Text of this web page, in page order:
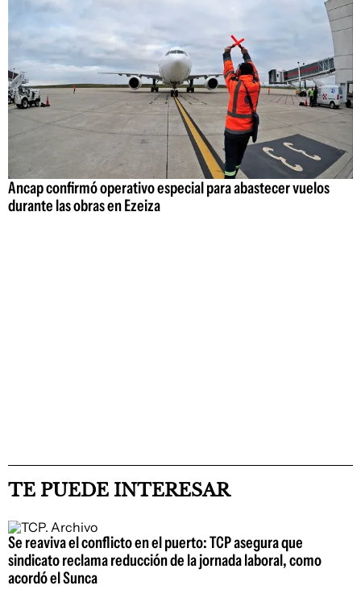
Ancap confirmó operativo especial para abastecer vuelos
durante las obras en Ezeiza
TE PUEDE INTERESAR
Se reaviva el conflicto en el puerto: TCP asegura que
sindicato reclama reducción de la jornada laboral, como
acordó el Sunca